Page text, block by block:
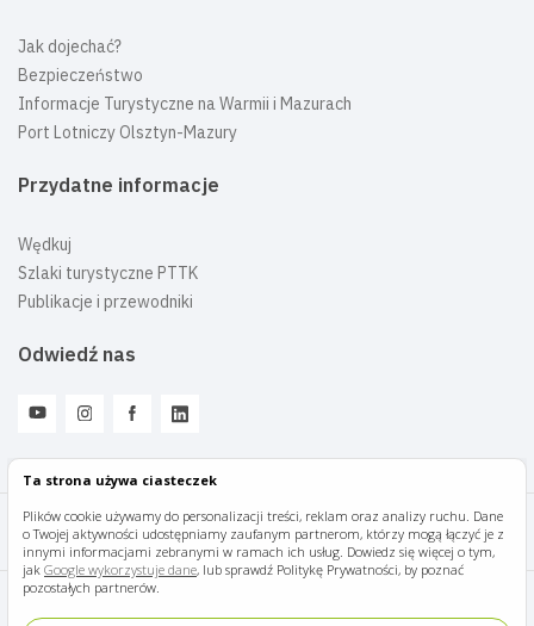
Ta strona używa ciasteczek
Plików cookie używamy do personalizacji treści, reklam oraz analizy ruchu. Dane
o Twojej aktywności udostępniamy zaufanym partnerom, którzy mogą łączyć je z
innymi informacjami zebranymi w ramach ich usług. Dowiedz się więcej o tym,
jak Google wykorzystuje dane, lub sprawdź Politykę Prywatności, by poznać
pozostałych partnerów.
Jak dojechać?
Bezpieczeństwo
Informacje Turystyczne na Warmii i Mazurach
Port Lotniczy Olsztyn-Mazury
Przydatne informacje
Wędkuj
Szlaki turystyczne PTTK
Publikacje i przewodniki
Odwiedź nas
Mazury Travel © 2026
Polityka prywatności